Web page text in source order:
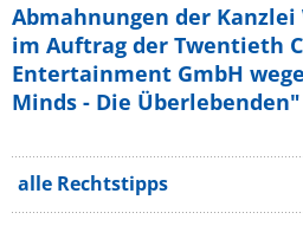
Abmahnungen der
im Auftrag der Twentieth
Entertainment GmbH
Minds - Die Überlebenden"
alle Rechtstipps